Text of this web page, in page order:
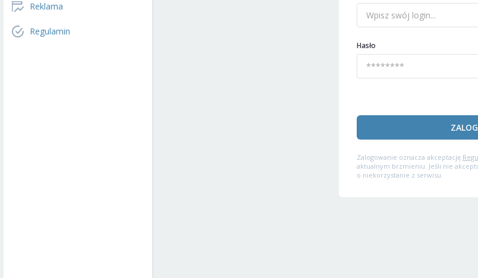
Reklama
Regulamin
Hasło
Zalogowanie oznacza akceptację
aktualnym brzmieniu. Jeśli nie
o niekorzystanie z serwisu.